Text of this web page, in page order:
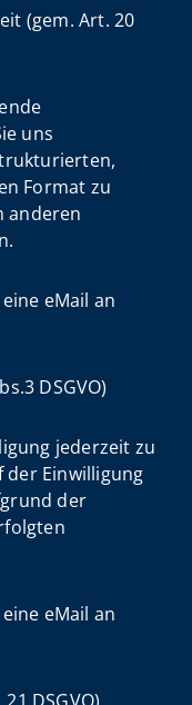
(gem. Art. 20
uns
Format zu
anderen
eMail an
DSGVO)
jederzeit zu
Einwilligung
der
eMail an